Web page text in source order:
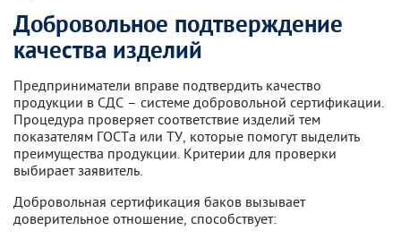
Добровольное подтверждение
качества изделий
Предприниматели вправе подтвердить качество
продукции в СДС – системе добровольной сертификации.
Процедура проверяет соответствие изделий тем
показателям ГОСТа или ТУ, которые помогут выделить
преимущества продукции. Критерии для проверки
выбирает заявитель.
Добровольная сертификация баков вызывает
доверительное отношение, способствует: